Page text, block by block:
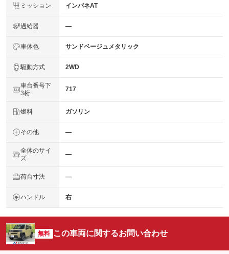
ミッション インパネAT
過給器 ―
車体色 サンドベージュメタリック
駆動方式 2WD
車台番号下
3桁
717
燃料 ガソリン
その他 ―
全体のサイ
ズ
―
荷台寸法 ―
ハンドル 右
無料 この車両に関するお問い合わせ